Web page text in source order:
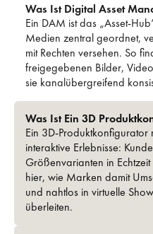
Was Ist Digital Asset
Ein DAM ist das
Medien zentral geordnet,
mit Rechten versehen. So
freigegebenen Bilder,
sie kanalübergreifend
Was Ist Ein 3D
Ein 3D-Produkt­konfigurator
interaktive Erlebnisse:
Größen­varianten in
hier, wie Marken damit
und nahtlos in virtuelle
überleiten.